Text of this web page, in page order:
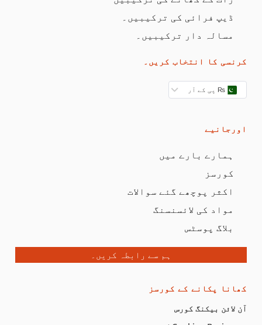
ڈیپ فرائی کی ترکیبیں۔
مسالہ دار ترکیبیں۔
کرنسی کا انتخاب کریں۔
₨ پی کے آر
اورجانیے
ہمارے بارے میں
کورسز
اکثر پوچھے گئے سوالات
مواد کی لائسنسنگ
بلاگ پوسٹس
ہم سے رابطہ کریں۔
کھانا پکانے کے کورسز
آن لائن بیکنگ کورس